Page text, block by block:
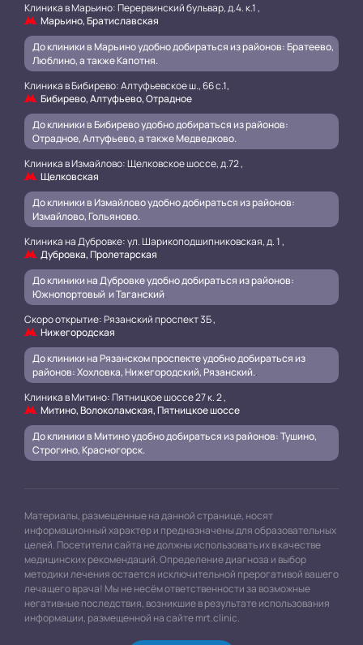
Клиника в Марьино: Перервинский бульвар, д.4. к.1 ,
Марьино, Братиславская
До клиники в Марьино удобно добираться из районов: Братеево,
Люблино, а также Капотня.
Клиника в Бибирево: Алтуфьевское ш., 66 с.1,
Бибирево, Алтуфьево, Отрадное
До клиники в Бибирево удобно добираться из районов:
Отрадное, Алтуфьево, а также Медведково.
Клиника в Измайлово: Щелковское шоссе, д.72 ,
Щелковская
До клиники в Измайлово удобно добираться из районов:
Измайлово, Гольяново.
Клиника на Дубровке: ул. Шарикоподшипниковская, д. 1 ,
Дубровка, Пролетарская
До клиники на Дубровке удобно добираться из районов:
Южнопортовый и Таганский.
Скоро открытие: Рязанский проспект 3Б ,
Нижегородская
До клиники на Рязанском проспекте удобно добираться из
районов: Хохловка, Нижегородский, Рязанский..
Клиника в Митино: Пятницкое шоссе 27 к. 2 ,
Митино, Волоколамская, Пятницкое шоссе
До клиники в Митино удобно добираться из районов: Тушино,
Строгино, Красногорск.
Материалы, размещенные на данной странице, носят
информационный характер и предназначены для образовательных
целей. Посетители сайта не должны использовать их в качестве
медицинских рекомендаций. Определение диагноза и выбор
методики лечения остается исключительной прерогативой вашего
лечащего врача! Мы не несём ответственности за возможные
негативные последствия, возникшие в результате использования
информации, размещенной на сайте mrt.clinic.